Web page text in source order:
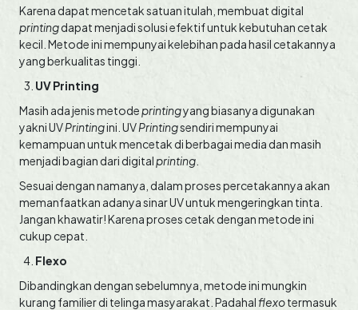
Karena dapat mencetak satuan itulah, membuat digital
printingdapat menjadi solusi efektif untuk kebutuhan cetak
kecil. Metode ini mempunyai kelebihan pada hasil cetakannya
yang berkualitas tinggi.
UV Printing
Masih ada jenis metodeprintingyang biasanya digunakan
yakni UVPrintingini. UVPrintingsendiri mempunyai
kemampuan untuk mencetak di berbagai media dan masih
menjadi bagian dari digitalprinting.
Sesuai dengan namanya, dalam proses percetakannya akan
memanfaatkan adanya sinar UV untuk mengeringkan tinta.
Jangan khawatir! Karena proses cetak dengan metode ini
cukup cepat.
Flexo
Dibandingkan dengan sebelumnya, metode ini mungkin
kurang familier di telinga masyarakat. Padahalflexotermasuk